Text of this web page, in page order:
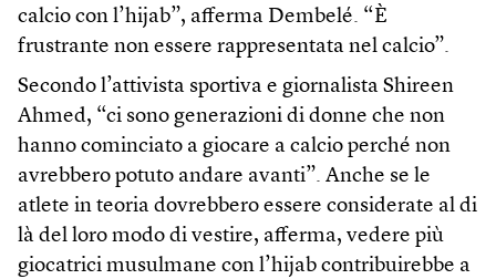
calcio con l’hijab”, afferma Dembelé. “È
frustrante non essere rappresentata nel calcio”.
Secondo l’attivista sportiva e giornalista Shireen
Ahmed, “ci sono generazioni di donne che non
hanno cominciato a giocare a calcio perché non
avrebbero potuto andare avanti”. Anche se le
atlete in teoria dovrebbero essere considerate al di
là del loro modo di vestire, afferma, vedere più
giocatrici musulmane con l’hijab contribuirebbe a